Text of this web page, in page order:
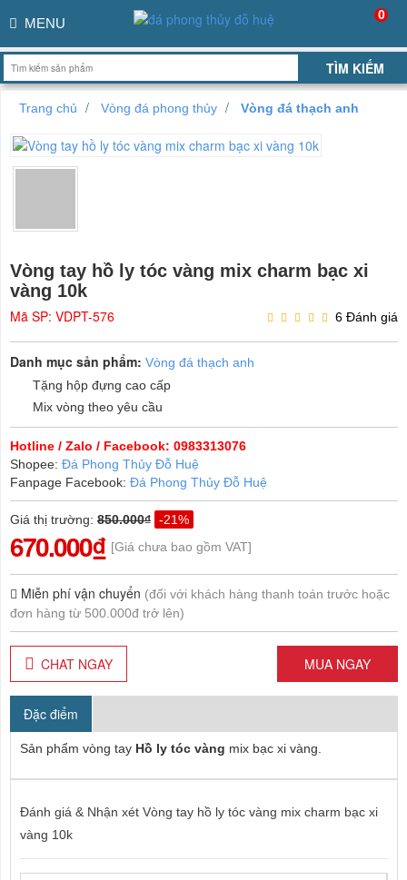
MENU
0
Trang chủ Vòng đá phong thủy Vòng đá thạch anh
Vòng tay hồ ly tóc vàng mix charm bạc xi
vàng 10k
Mã SP: VDPT-576 6 Đánh giá
Danh mục sản phẩm: Vòng đá thạch anh
Tặng hộp đựng cao cấp
Mix vòng theo yêu cầu
Hotline / Zalo / Facebook: 0983313076
Shopee: Đá Phong Thủy Đỗ Huệ
Fanpage Facebook: Đá Phong Thủy Đỗ Huệ
Giá thị trường: 850.000₫ -21%
670.000₫ [Giá chưa bao gồm VAT]
Miễn phí vận chuyển (đối với khách hàng thanh toán trước hoặc
đơn hàng từ 500.000đ trở lên)
CHAT NGAY MUA NGAY
Đặc điểm
Sản phẩm vòng tay Hồ ly tóc vàng mix bạc xi vàng.
Đánh giá & Nhận xét Vòng tay hồ ly tóc vàng mix charm bạc xi
vàng 10k